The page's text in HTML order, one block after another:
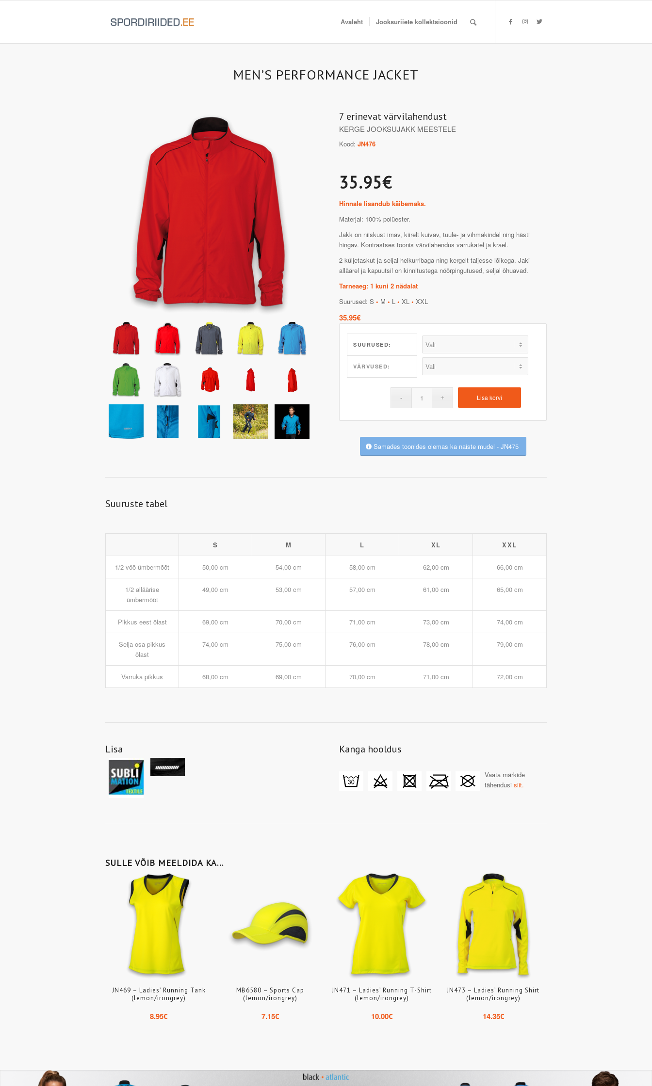
Avaleht Jooksuriiete kollektsioonid
MEN’S PERFORMANCE JACKET
7 erinevat värvilahendust
KERGE JOOKSUJAKK MEESTELE
Kood:JN476
35.95€
Hinnale lisandub käibemaks.
Materjal: 100% polüester.
Jakk on niiskust imav, kiirelt kuivav, tuule- ja vihmakindel ning hästi
hingav. Kontrastses toonis värvilahendus varrukatel ja krael.
2 küljetaskut ja seljal helkurribaga ning kergelt taljesse lõikega. Jaki
alläärel ja kapuutsil on kinnitustega nöörpingutused, seljal õhuavad.
Tarneaeg: 1 kuni 2 nädalat
Suurused: S• M• L• XL• XXL
35.95€
SUURUSED:
VÄRVUSED:
Lisa korvi
Samades toonides olemas ka naiste mudel - JN475
Suuruste tabel
S M L XL XXL
1/2 vöö ümbermõõt 50,00 cm 54,00 cm 58,00 cm 62,00 cm 66,00 cm
1/2 alläärise
ümbermõõt
49,00 cm 53,00 cm 57,00 cm 61,00 cm 65,00 cm
Pikkus eest õlast 69,00 cm 70,00 cm 71,00 cm 73,00 cm 74,00 cm
Selja osa pikkus
õlast
74,00 cm 75,00 cm 76,00 cm 78,00 cm 79,00 cm
Varruka pikkus 68,00 cm 69,00 cm 70,00 cm 71,00 cm 72,00 cm
Lisa Kanga hooldus
Vaata märkide
tähendusisiit.
SULLE VÕIB MEELDIDA KA…
JN469 – Ladies’ Running Tank
(lemon/irongrey)
8.95€
MB6580 – Sports Cap
(lemon/irongrey)
7.15€
JN471 – Ladies’ Running T-Shirt
(lemon/irongrey)
10.00€
JN473 – Ladies’ Running Shirt
(lemon/irongrey)
14.35€